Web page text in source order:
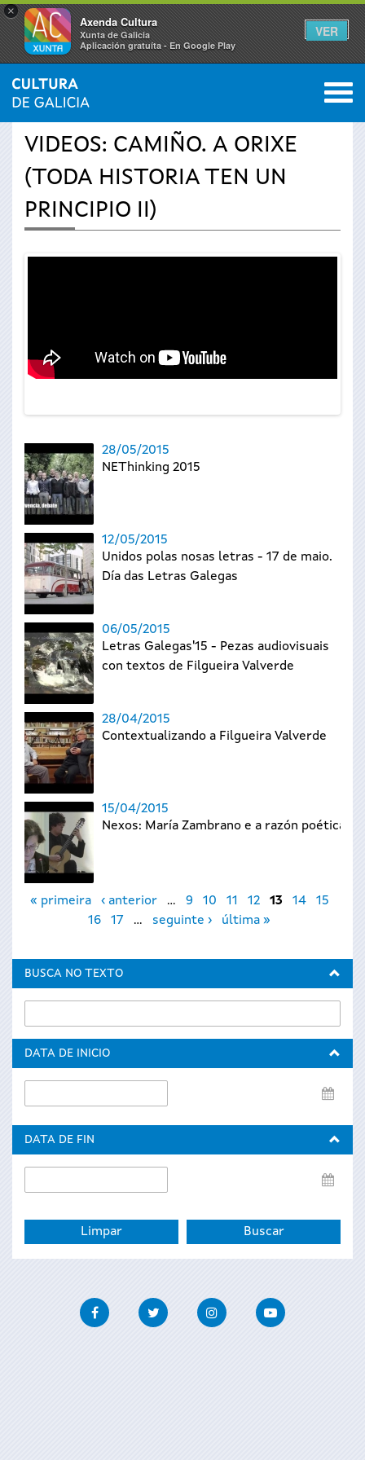
×
Axenda Cultura
Xunta de Galicia
Aplicación gratuíta - En Google Play
VER
Vostede
está
aquí
INICIO › ACTUALIDADE 0
VIDEOS: CAMIÑO. A ORIXE
(TODA HISTORIA TEN UN
PRINCIPIO II)
28/05/2015
NEThinking 2015
12/05/2015
Unidos polas nosas letras - 17 de maio.
Día das Letras Galegas
06/05/2015
Letras Galegas'15 - Pezas audiovisuais
con textos de Filgueira Valverde
28/04/2015
Contextualizando a Filgueira Valverde
15/04/2015
Nexos: María Zambrano e a razón poética
Páxinas
« primeira ‹ anterior … 9 10 11 12 13 14
15
16
17 … seguinte › última »
BUSCA NO TEXTO
DATA DE INICIO
de
DATA DE FIN
de
FacebookTwitter InstagramYoutube